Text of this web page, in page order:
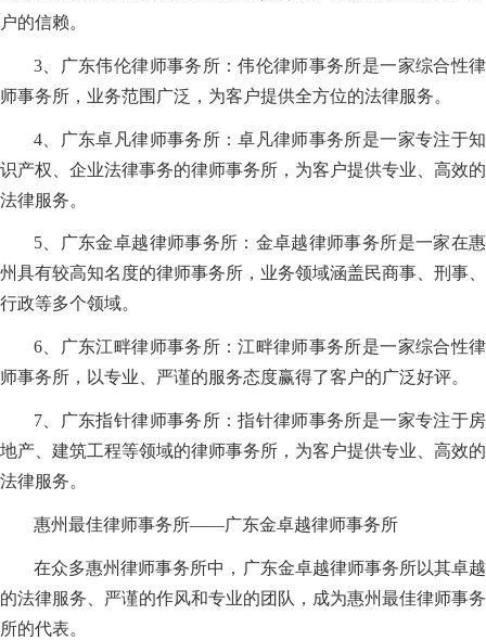
户的信赖。
3、广东伟伦律师事务所：伟伦律师事务所是一家综合性律
师事务所，业务范围广泛，为客户提供全方位的法律服务。
4、广东卓凡律师事务所：卓凡律师事务所是一家专注于知
识产权、企业法律事务的律师事务所，为客户提供专业、高效的
法律服务。
5、广东金卓越律师事务所：金卓越律师事务所是一家在惠
州具有较高知名度的律师事务所，业务领域涵盖民商事、刑事、
行政等多个领域。
6、广东江畔律师事务所：江畔律师事务所是一家综合性律
师事务所，以专业、严谨的服务态度赢得了客户的广泛好评。
7、广东指针律师事务所：指针律师事务所是一家专注于房
地产、建筑工程等领域的律师事务所，为客户提供专业、高效的
法律服务。
惠州最佳律师事务所——广东金卓越律师事务所
在众多惠州律师事务所中，广东金卓越律师事务所以其卓越
的法律服务、严谨的作风和专业的团队，成为惠州最佳律师事务
所的代表。